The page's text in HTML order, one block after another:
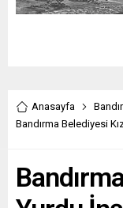
Anasayfa
Bandırma Belediyesi